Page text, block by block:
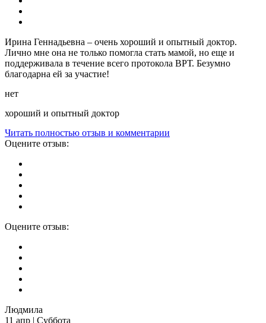
Ирина Геннадьевна – очень хороший и опытный доктор.
Лично мне она не только помогла стать мамой, но еще и
поддерживала в течение всего протокола ВРТ. Безумно
благодарна ей за участие!
нет
хороший и опытный доктор
Читать полностью отзыв и комментарии
Оцените отзыв:
Оцените отзыв:
Людмила
11 апр | Суббота